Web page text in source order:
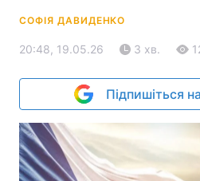
СОФІЯ ДАВИДЕНКО
20:48, 19.05.26 3 хв.
Підпишіться